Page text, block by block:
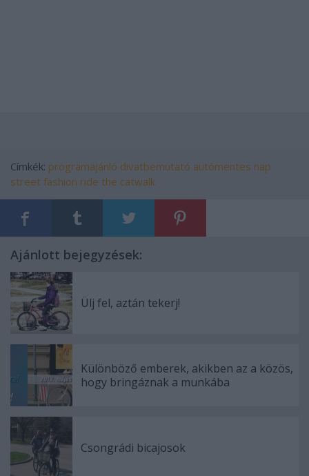
Címkék: programajánló divatbemutató autómentes nap
street fashion ride the catwalk
Ajánlott bejegyzések:
Ülj fel, aztán tekerj!
Különböző emberek, akikben az a közös,
hogy bringáznak a munkába
Csongrádi bicajosok